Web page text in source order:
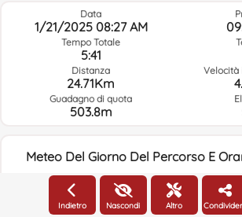
Data
1/21/2025 08:27 AM
Tempo Totale
5:41
Distanza
24.71Km
Guadagno di quota
503.8m
Velocità
Meteo Del Giorno Del Percorso E
08:00
Indietro Nascondi Altro